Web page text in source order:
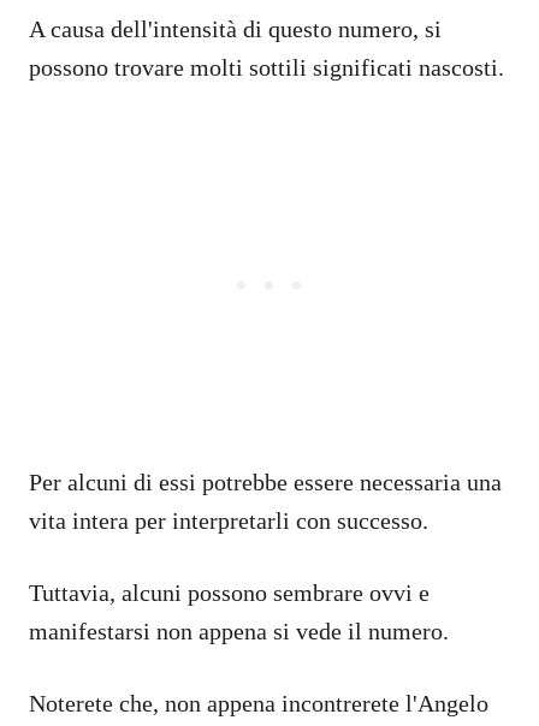
A causa dell'intensità di questo numero, si
possono trovare molti sottili significati nascosti.
Per alcuni di essi potrebbe essere necessaria una
vita intera per interpretarli con successo.
Tuttavia, alcuni possono sembrare ovvi e
manifestarsi non appena si vede il numero.
Noterete che, non appena incontrerete l'Angelo